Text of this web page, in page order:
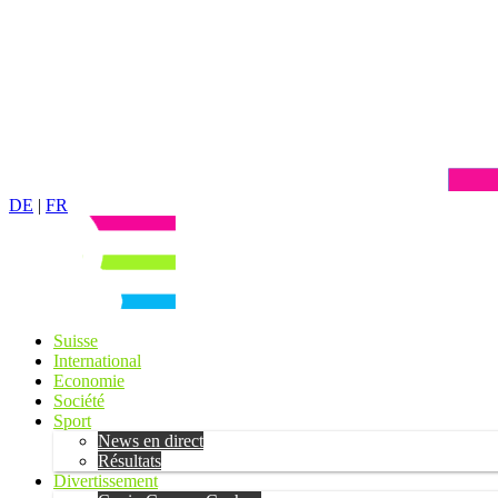
DE | FR
Suisse
International
Economie
Société
Sport
News en direct
Résultats
Divertissement